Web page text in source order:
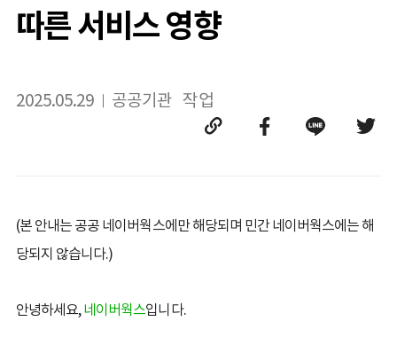
따른 서비스 영향
2025.05.29 공공기관 작업
(본 안내는 공공 네이버웍스에만 해당되며 민간 네이버웍스에는 해
당되지 않습니다.)
안녕하세요,네이버웍스입니다.